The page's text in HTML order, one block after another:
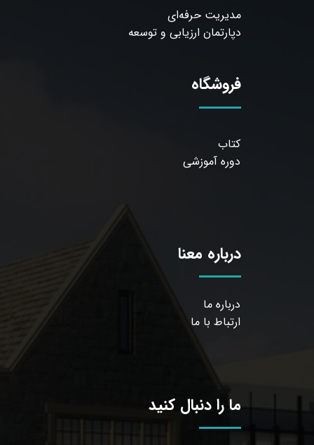
فروشگاه
کتاب
دوره آموزشی
درباره معنا
درباره ما
ارتباط با ما
ما را دنبال کنید
مدیریت حرفه‌ای
دپارتمان ارزیابی و توسعه